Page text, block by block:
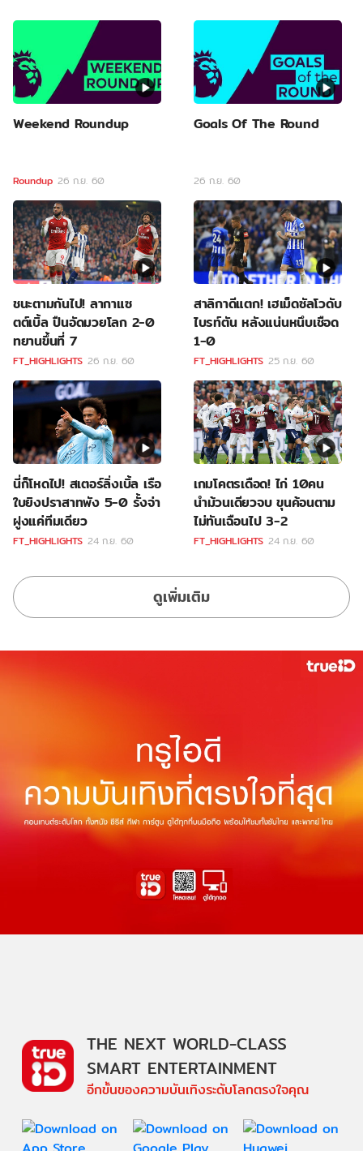
Weekend Roundup
Roundup 26 ก.ย. 60
Goals Of The Round
26 ก.ย. 60
ชนะตามกันไป! ลากาแซ
ตต์เบิ้ล ปืนอัดมวยโลก 2-0
ทยานขึ้นที่ 7
FT_HIGHLIGHTS 26 ก.ย. 60
สาลิกาดีแตก! เฮเม็ดซัลโวดับ
ไบรท์ตัน หลังแน่นหนึบเชือด
1-0
FT_HIGHLIGHTS 25 ก.ย. 60
นี่ก็โหดไป! สเตอร์ลิ่งเบิ้ล เรือ
ใบยิงปราสาทพัง 5-0 รั้งจ่า
ฝูงแค่ทีมเดียว
FT_HIGHLIGHTS 24 ก.ย. 60
เกมโคตรเดือด! ไก่ 10คน
นำม้วนเดียวจบ ขุนค้อนตาม
ไม่ทันเฉือนไป 3-2
FT_HIGHLIGHTS 24 ก.ย. 60
ดูเพิ่มเติม
THE NEXT WORLD-CLASS
SMART ENTERTAINMENT
อีกขั้นของความบันเทิงระดับโลกตรงใจคุณ